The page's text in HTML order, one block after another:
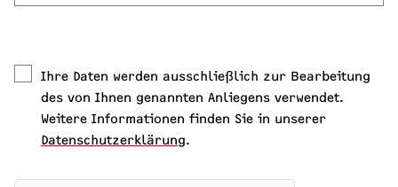
Ihre Daten werden ausschließlich zur Bearbeitung
des von Ihnen genannten Anliegens verwendet.
Weitere Informationen finden Sie in unserer
Datenschutzerklärung.